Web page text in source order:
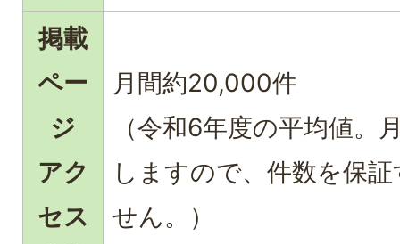
掲載
ペー
ジ
アク
セス
月間約20,000件
（令和6年度の平均値。
しますので、件数を保
せん。）